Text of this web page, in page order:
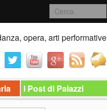
opera, arti performative
I Post di Palazzi